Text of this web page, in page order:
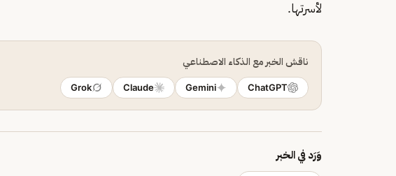
لأسرتها.
ناقش الخبر مع الذكاء الاصطناعي
ChatGPT
Gemini
Claude
Grok
وَرَد في الخبر